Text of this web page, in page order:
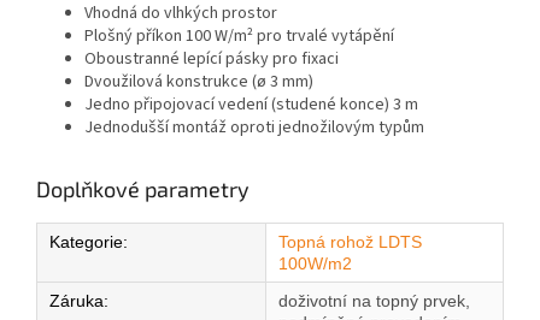
Vhodná do vlhkých prostor
Plošný příkon 100 W/m² pro trvalé vytápění
Oboustranné lepící pásky pro fixaci
Dvoužilová konstrukce (ø 3 mm)
Jedno připojovací vedení (studené konce) 3 m
Jednodušší montáž oproti jednožilovým typům
Doplňkové parametry
Kategorie:
Topná rohož LDTS
100W/m2
Záruka:
doživotní na topný prvek,